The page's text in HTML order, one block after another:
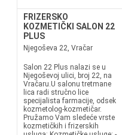
FRIZERSKO
KOZMETIČKI SALON 22
PLUS
Njegoševa 22, Vračar
Salon 22 Plus nalazi se u
Njegoševoj ulici, broj 22, na
Vračaru.U salonu tretmane
lica radi stručno lice
specijalista farmacije, odsek
kozmetolog-kozmetičar.
Pružamo Vam sledeće vrste
kozmetičkih i frizerskih